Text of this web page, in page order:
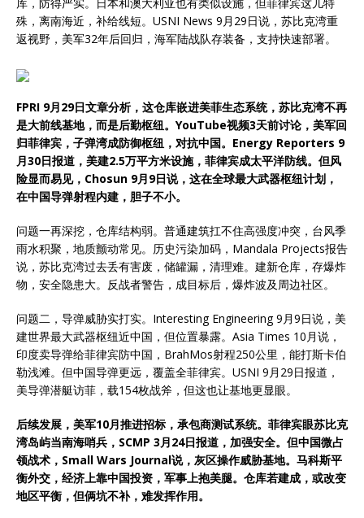
殊，离南海近，补给线短。USNI News 9月29日说，苏比克湾重
返视野，美军32年后回归，海军陆战队存装备，支持快速部署。
FPRI 9月29日文章分析，这仓库嵌进美菲生态系统，苏比克湾不再
是大前线基地，而是后勤枢纽。YouTube视频3天前讨论，美军回
归菲律宾，子弹湾成防御枢纽，对抗中国。Energy Reporters 9
月30日报道，美建2.5万平方米设施，菲律宾成太平洋防线。但风
险显而易见，Chosun 9月9日说，这在全球最大武器枢纽计划，
在中国导弹射程内建，胆子不小。
问题一再深挖，仓库结构弱。普通建筑扛不住高强度冲突，台风季
雨水积聚，地质颤动常见。历史污染加码，Mandala Projects报告
说，苏比克湾过去丢有害废，储罐漏，清理难。建新仓库，存爆炸
物，安全隐患大。反战者警告，成目标后，爆炸波及周边社区。
问题二，导弹威胁实打实。Interesting Engineering 9月9日说，美
建世界最大武器枢纽近中国，但位置暴露。Asia Times 10月说，
印度卖导弹给菲律宾防中国，BrahMos射程250公里，能打斯卡伯
勒浅滩。但中国导弹更远，覆盖全菲律宾。USNI 9月29日报道，
美导弹潜艇访菲，载154枚战斧，但这也让基地更显眼。
后续发展，美军10月推进招标，承包商测试系统。菲律宾眼苏比克
湾岛屿当南海哨兵，SCMP 3月24日报道，加强安全。但中国微占
领战术，Small Wars Journal说，灰区操作威胁基地。马科斯平
衡外交，经济上靠中国投资，军事上抱美腿。仓库若建成，或改变
地区平衡，但俩坑不补，难发挥作用。